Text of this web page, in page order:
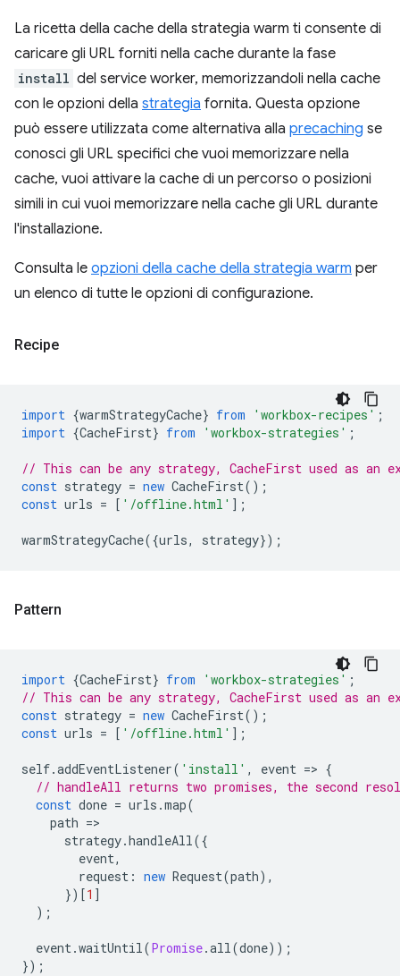
La ricetta della cache della strategia warm ti consente di
caricare gli URL forniti nella cache durante la fase
install del service worker, memorizzandoli nella cache
con le opzioni della strategia fornita. Questa opzione
può essere utilizzata come alternativa alla precaching se
conosci gli URL specifici che vuoi memorizzare nella
cache, vuoi attivare la cache di un percorso o posizioni
simili in cui vuoi memorizzare nella cache gli URL durante
l'installazione.
Consulta le opzioni della cache della strategia warm per
un elenco di tutte le opzioni di configurazione.
Recipe
import {warmStrategyCache} from 'workbox-recipes' ;
import {CacheFirst} from 'workbox-strategies' ;
// This can be any strategy, CacheFirst used as an
const strategy = new CacheFirst();
const urls = [ '/offline.html' ];
warmStrategyCache({urls, strategy});
Pattern
import {CacheFirst} from 'workbox-strategies' ;
// This can be any strategy, CacheFirst used as an
const strategy = new CacheFirst();
const urls = [ '/offline.html' ];
self.addEventListener( 'install' , event => {
// handleAll returns two promises, the second
const done = urls .map(
path =
strategy.handleAll({
event,
request : new Request(path),
})[1 ]
);
event.waitUntil(Promise.all(done));
});